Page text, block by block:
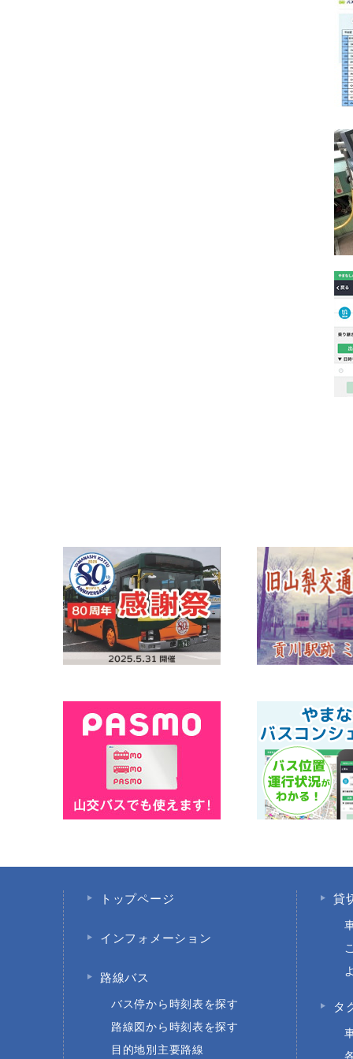
トップページ
インフォメーション
路線バス
バス停から時刻表を探す
路線図から時刻表を探す
目的地別主要路線
貸
タ